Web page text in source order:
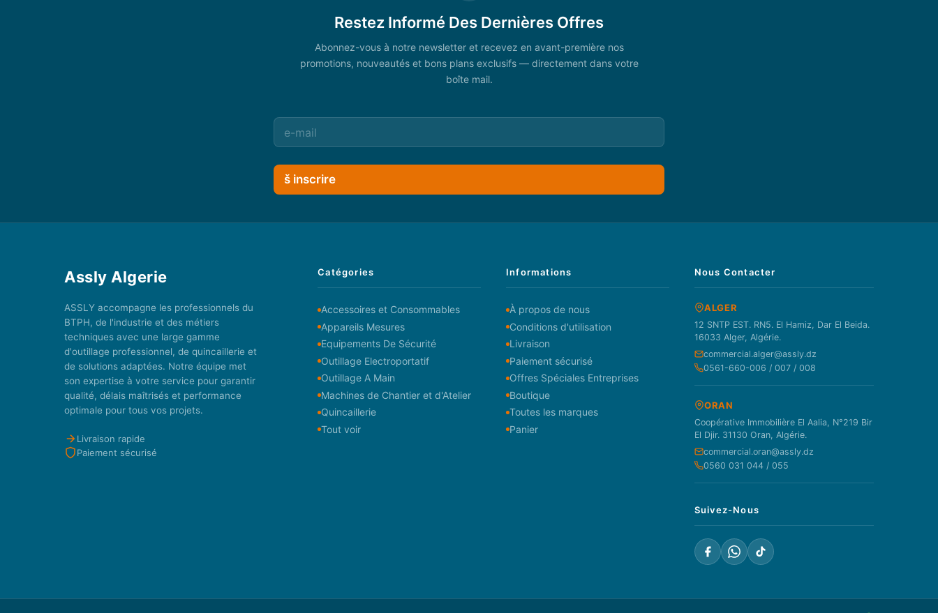
Restez Informé Des Dernières Offres
Abonnez-vous à notre newsletter et recevez en avant-première nos
promotions, nouveautés et bons plans exclusifs — directement dans votre
boîte mail.
š inscrire
Assly Algerie
ASSLY accompagne les professionnels du
BTPH, de l'industrie et des métiers
techniques avec une large gamme
d'outillage professionnel, de quincaillerie et
de solutions adaptées. Notre équipe met
son expertise à votre service pour garantir
qualité, délais maîtrisés et performance
optimale pour tous vos projets.
Livraison rapide
Paiement sécurisé
Catégories
Accessoires et Consommables
Appareils Mesures
Equipements De Sécurité
Outillage Electroportatif
Outillage A Main
Machines de Chantier et d'Atelier
Quincaillerie
Tout voir
Informations
À propos de nous
Conditions d'utilisation
Livraison
Paiement sécurisé
Offres Spéciales Entreprises
Boutique
Toutes les marques
Panier
Nous Contacter
ALGER
12 SNTP EST. RN5. El Hamiz, Dar El Beida.
16033 Alger, Algérie.
commercial.alger@assly.dz
0561-660-006 / 007 / 008
ORAN
Coopérative Immobilière El Aalia, N°219 Bir
El Djir. 31130 Oran, Algérie.
commercial.oran@assly.dz
0560 031 044 / 055
Suivez-Nous